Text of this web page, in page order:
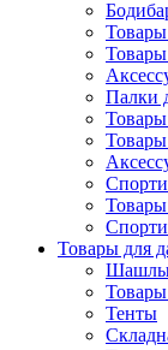
Товары
Товары
Палки
Товары
Товары для
Тенты